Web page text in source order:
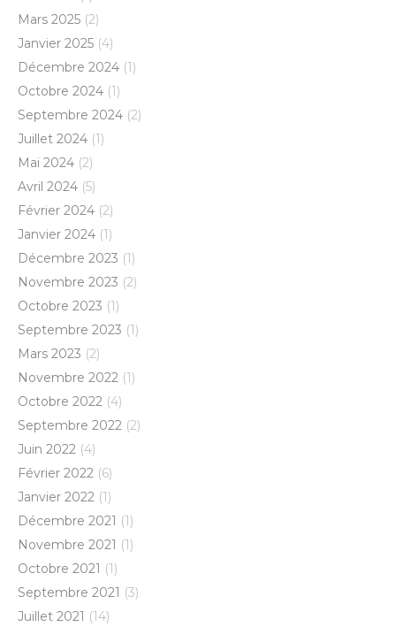
Mars 2025 (2)
Janvier 2025 (4)
Décembre 2024 (1)
Octobre 2024 (1)
Septembre 2024 (2)
Juillet 2024 (1)
Mai 2024 (2)
Avril 2024 (5)
Février 2024 (2)
Janvier 2024 (1)
Décembre 2023 (1)
Novembre 2023 (2)
Octobre 2023 (1)
Septembre 2023 (1)
Mars 2023 (2)
Novembre 2022 (1)
Octobre 2022 (4)
Septembre 2022 (2)
Juin 2022 (4)
Février 2022 (6)
Janvier 2022 (1)
Décembre 2021 (1)
Novembre 2021 (1)
Octobre 2021 (1)
Septembre 2021 (3)
Juillet 2021 (14)